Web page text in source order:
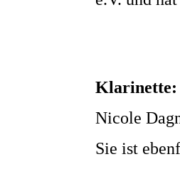
Klarinette:
Nicole
Sie ist